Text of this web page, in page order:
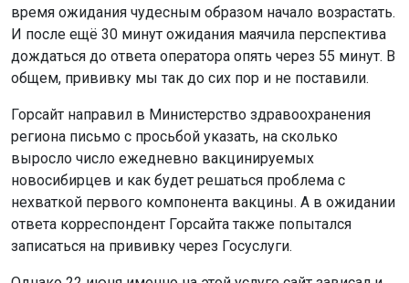
время ожидания чудесным образом начало возрастать.
И после ещё 30 минут ожидания маячила перспектива
дождаться до ответа оператора опять через 55 минут. В
общем, прививку мы так до сих пор и не поставили.
Горсайт направил в Министерство здравоохранения
региона письмо с просьбой указать, на сколько
выросло число ежедневно вакцинируемых
новосибирцев и как будет решаться проблема с
нехваткой первого компонента вакцины. А в ожидании
ответа корреспондент Горсайта также попытался
записаться на прививку через Госуслуги.